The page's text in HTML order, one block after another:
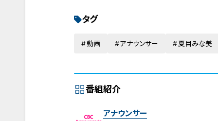
タグ
動画 アナウンサー 夏目みな美
番組紹介
アナウンサー